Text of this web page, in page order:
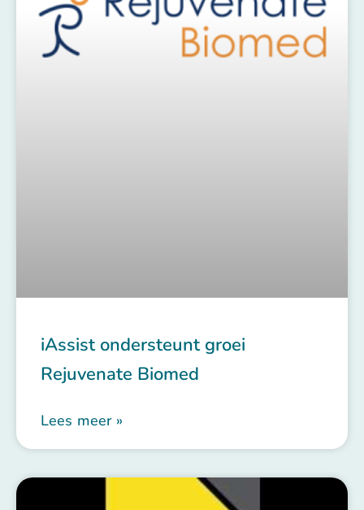
iAssist ondersteunt groei
Rejuvenate Biomed
Lees meer »